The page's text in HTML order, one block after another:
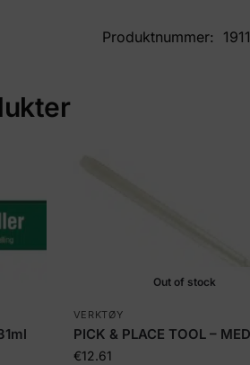
Produktnummer:
Out of stock
VERKTØY
PICK & PLACE TOOL –
€12.61